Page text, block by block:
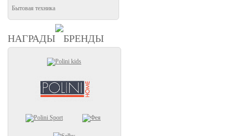
Бытовая техника
НАГРАДЫ БРЕНДЫ